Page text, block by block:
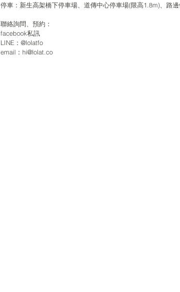
停車：新生高架橋下停車場、道傳中心停車場(限高1.8m)、路邊
聯絡詢問、預約：
facebook私訊
LINE：@lolatfo
email：hi@lolat.co